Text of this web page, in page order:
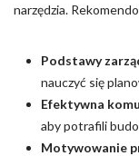
narzędzia.
Podstawy
nauczyć się
Efektywna
aby potrafili
Motywowanie